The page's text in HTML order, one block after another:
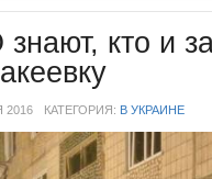
кто и
КАТЕГОРИЯ: В УКРАИНЕ